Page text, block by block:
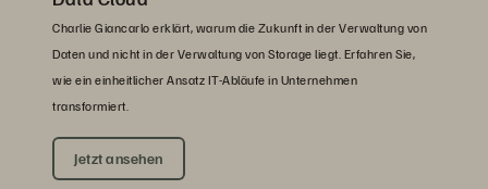
Charlie Giancarlo erklärt, warum die Zukunft in der Verwaltung von
Daten und nicht in der Verwaltung von Storage liegt. Erfahren Sie,
wie ein einheitlicher Ansatz IT-Abläufe in Unternehmen
transformiert.
Jetzt ansehen